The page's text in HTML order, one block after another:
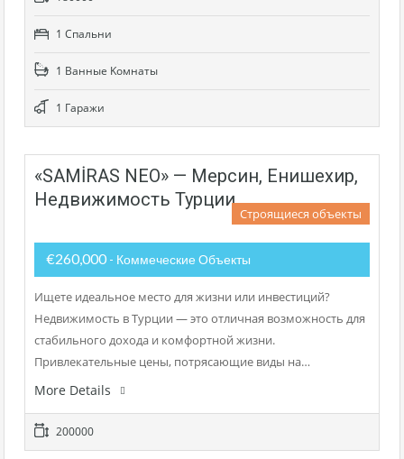
1 Cпальни
1 Bанные Kомнаты
1 Гаражи
«SAMİRAS NEO» — Мерсин, Енишехир,
Недвижимость Турции
Строящиеся объекты
€260,000 - Коммеческие Объекты
Ищете идеальное место для жизни или инвестиций?
Недвижимость в Турции — это отличная возможность для
стабильного дохода и комфортной жизни.
Привлекательные цены, потрясающие виды на…
More Details
200000